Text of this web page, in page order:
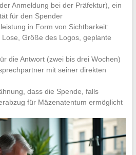
Anmeldung bei der Präfektur), ein
für den Spender
in Form von Sichtbarkeit:
Größe des Logos, geplante
die Antwort (zwei bis drei Wochen)
mit seiner direkten
dass die Spende, falls
für Mäzenatentum ermöglicht